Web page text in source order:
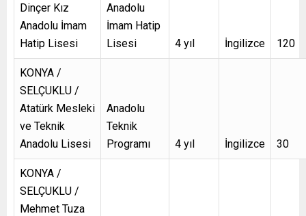
Dinçer Kız
Anadolu İmam
Hatip Lisesi
Anadolu
İmam Hatip
Lisesi
4 yıl İngilizce 120
KONYA /
SELÇUKLU /
Atatürk Mesleki
ve Teknik
Anadolu Lisesi
Anadolu
Teknik
Programı
4 yıl İngilizce 30
KONYA /
SELÇUKLU /
Mehmet Tuza